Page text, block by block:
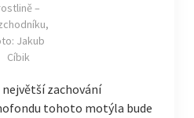
–
Jakub
Cíbik
největší zachování
tohoto motýla bude